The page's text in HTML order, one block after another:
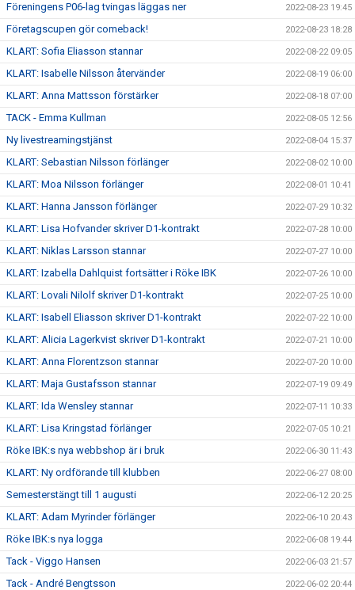
Föreningens P06-lag tvingas läggas ner 2022-08-23 19:45
Företagscupen gör comeback! 2022-08-23 18:28
KLART: Sofia Eliasson stannar 2022-08-22 09:05
KLART: Isabelle Nilsson återvänder 2022-08-19 06:00
KLART: Anna Mattsson förstärker 2022-08-18 07:00
TACK - Emma Kullman 2022-08-05 12:56
Ny livestreamingstjänst 2022-08-04 15:37
KLART: Sebastian Nilsson förlänger 2022-08-02 10:00
KLART: Moa Nilsson förlänger 2022-08-01 10:41
KLART: Hanna Jansson förlänger 2022-07-29 10:32
KLART: Lisa Hofvander skriver D1-kontrakt 2022-07-28 10:00
KLART: Niklas Larsson stannar 2022-07-27 10:00
KLART: Izabella Dahlquist fortsätter i Röke IBK 2022-07-26 10:00
KLART: Lovali Nilolf skriver D1-kontrakt 2022-07-25 10:00
KLART: Isabell Eliasson skriver D1-kontrakt 2022-07-22 10:00
KLART: Alicia Lagerkvist skriver D1-kontrakt 2022-07-21 10:00
KLART: Anna Florentzson stannar 2022-07-20 10:00
KLART: Maja Gustafsson stannar 2022-07-19 09:49
KLART: Ida Wensley stannar 2022-07-11 10:33
KLART: Lisa Kringstad förlänger 2022-07-05 10:21
Röke IBK:s nya webbshop är i bruk 2022-06-30 11:43
KLART: Ny ordförande till klubben 2022-06-27 08:00
Semesterstängt till 1 augusti 2022-06-12 20:25
KLART: Adam Myrinder förlänger 2022-06-10 20:43
Röke IBK:s nya logga 2022-06-08 19:44
Tack - Viggo Hansen 2022-06-03 21:57
Tack - André Bengtsson 2022-06-02 20:44